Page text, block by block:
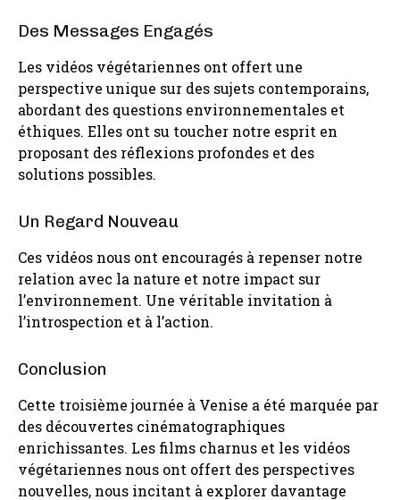
Des Messages Engagés
Les vidéos végétariennes ont offert une
perspective unique sur des sujets contemporains,
abordant des questions environnementales et
éthiques. Elles ont su toucher notre esprit en
proposant des réflexions profondes et des
solutions possibles.
Un Regard Nouveau
Ces vidéos nous ont encouragés à repenser notre
relation avec la nature et notre impact sur
l’environnement. Une véritable invitation à
l’introspection et à l’action.
Conclusion
Cette troisième journée à Venise a été marquée par
des découvertes cinématographiques
enrichissantes. Les films charnus et les vidéos
végétariennes nous ont offert des perspectives
nouvelles, nous incitant à explorer davantage